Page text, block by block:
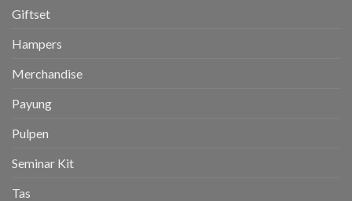
Giftset
Hampers
Merchandise
Payung
Pulpen
Seminar Kit
Tas